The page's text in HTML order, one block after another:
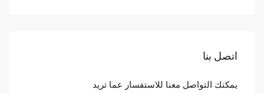
اتصل بنا
يمكنك التواصل معنا للاستفسار عما تريد